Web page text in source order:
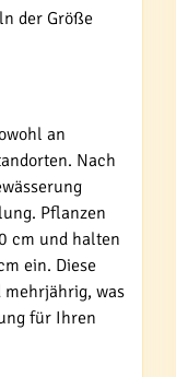
der Größe
an
Nach
Pflanzen
cm und halten
ein. Diese
was
für Ihren